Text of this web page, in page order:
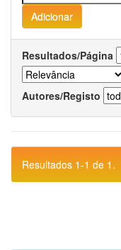
Resultados/Página
Autores/Registo
Resultados 1-1 de 1.